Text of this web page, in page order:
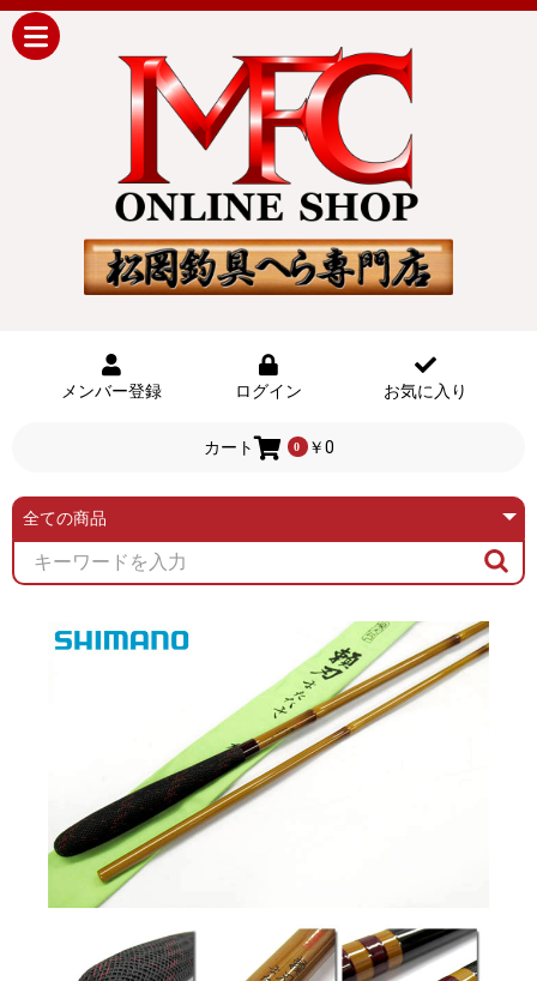
メンバー登録 ログイン お気に入り
カート 0 ￥0